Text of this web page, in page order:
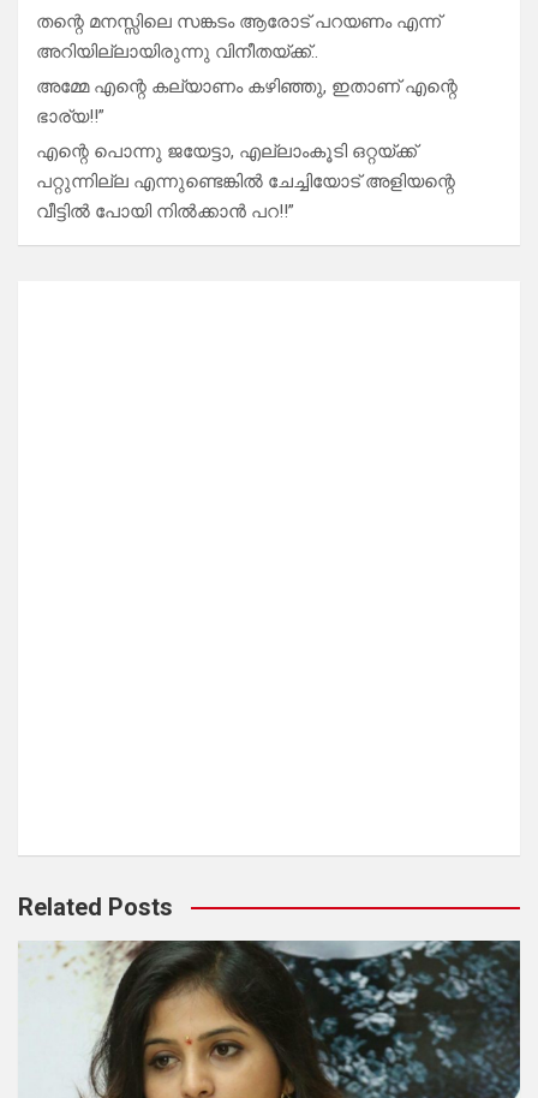
തന്റെ മനസ്സിലെ സങ്കടം ആരോട് പറയണം എന്ന്
അറിയില്ലായിരുന്നു വിനീതയ്ക്ക്..
അമ്മേ എന്റെ കല്യാണം കഴിഞ്ഞു, ഇതാണ് എന്റെ
ഭാര്യ!!”
എന്റെ പൊന്നു ജയേട്ടാ, എല്ലാംകൂടി ഒറ്റയ്ക്ക്
പറ്റുന്നില്ല എന്നുണ്ടെങ്കിൽ ചേച്ചിയോട് അളിയന്റെ
വീട്ടിൽ പോയി നിൽക്കാൻ പറ!!”
Related Posts